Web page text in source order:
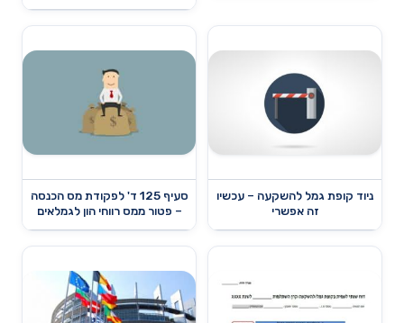
ניוד קופת גמל להשקעה – עכשיו
זה אפשרי
סעיף 125 ד' לפקודת מס הכנסה
– פטור ממס רווחי הון לגמלאים